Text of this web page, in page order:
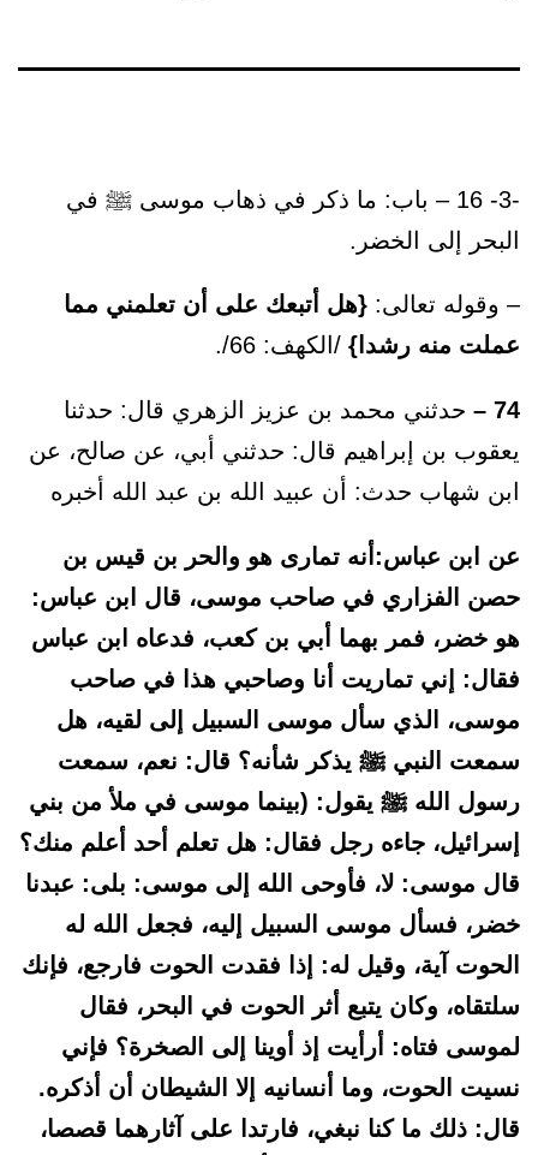
-3- 16 – باب: ما ذكر في ذهاب موسى ﷺ في
البحر إلى الخضر.
– وقوله تعالى: {هل أتبعك على أن تعلمني مما
عملت منه رشدا} /الكهف: 66/.
74 –
حدثني محمد بن عزيز الزهري قال: حدثنا
يعقوب بن إبراهيم قال: حدثني أبي، عن صالح، عن
ابن شهاب حدث: أن عبيد الله بن عبد الله أخبره
عن ابن عباس: أنه تمارى هو والحر بن قيس بن
حصن الفزاري في صاحب موسى، قال ابن عباس:
هو خضر، فمر بهما أبي بن كعب، فدعاه ابن عباس
فقال: إني تماريت أنا وصاحبي هذا في صاحب
موسى، الذي سأل موسى السبيل إلى لقيه، هل
سمعت النبي ﷺ يذكر شأنه؟ قال: نعم، سمعت
رسول الله ﷺ يقول: (بينما موسى في ملأ من بني
إسرائيل، جاءه رجل فقال: هل تعلم أحد أعلم منك؟
قال موسى: لا، فأوحى الله إلى موسى: بلى: عبدنا
خضر، فسأل موسى السبيل إليه، فجعل الله له
الحوت آية، وقيل له: إذا فقدت الحوت فارجع، فإنك
سلتقاه، وكان يتبع أثر الحوت في البحر، فقال
لموسى فتاه: أرأيت إذ أوينا إلى الصخرة؟ فإني
نسيت الحوت، وما أنسانيه إلا الشيطان أن أذكره.
قال: ذلك ما كنا نبغي، فارتدا على آثارهما قصصا،